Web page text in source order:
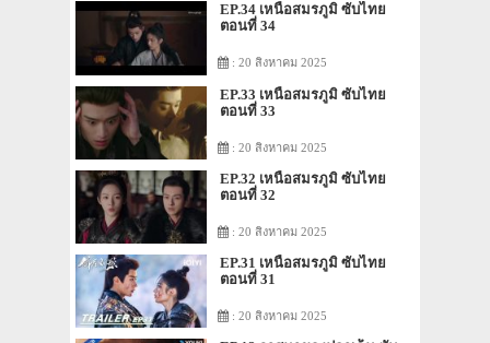
EP.34 เหนือสมรภูมิ ซับไทย
ตอนที่ 34
: 20 สิงหาคม 2025
EP.33 เหนือสมรภูมิ ซับไทย
ตอนที่ 33
: 20 สิงหาคม 2025
EP.32 เหนือสมรภูมิ ซับไทย
ตอนที่ 32
: 20 สิงหาคม 2025
EP.31 เหนือสมรภูมิ ซับไทย
ตอนที่ 31
: 20 สิงหาคม 2025